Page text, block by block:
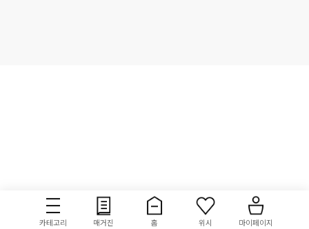
카테고리 매거진 홈 위시 마이페이지